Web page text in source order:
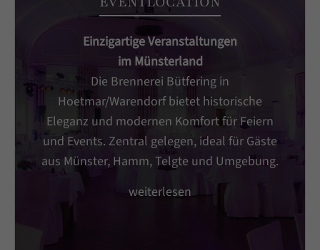
Einzigartige Veranstaltungen
im Münsterland
Die Brennerei Bütfering in
Hoetmar/Warendorf bietet historische
Eleganz und modernen Komfort für Feiern
und Events. Zentral gelegen, ideal für Gäste
aus Münster, Hamm, Telgte und Umgebung.
weiterlesen